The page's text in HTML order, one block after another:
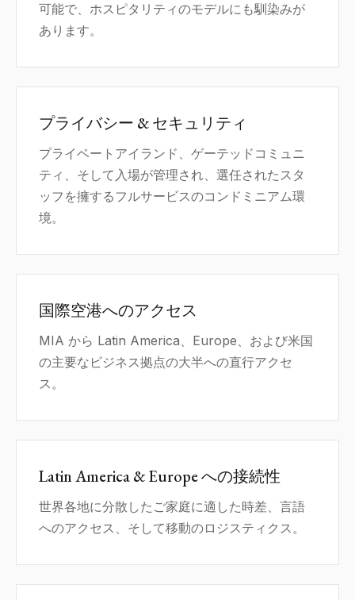
可能で、ホスピタリティのモデルにも馴染みが
あります。
プライバシー & セキュリティ
プライベートアイランド、ゲーテッドコミュニ
ティ、そして入場が管理され、選任されたスタ
ッフを擁するフルサービスのコンドミニアム環
境。
国際空港へのアクセス
MIA から Latin America、Europe、および米国
の主要なビジネス拠点の大半への直行アクセ
ス。
Latin America & Europe への接続性
世界各地に分散したご家庭に適した時差、言語
へのアクセス、そして移動のロジスティクス。